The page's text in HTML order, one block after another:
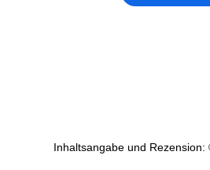
Inhaltsangabe und